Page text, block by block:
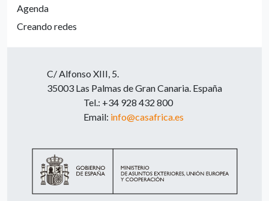
Agenda
Creando redes
C/ Alfonso XIII, 5.
35003 Las Palmas de Gran Canaria. España
Tel.: +34 928 432 800
Email: info@casafrica.es